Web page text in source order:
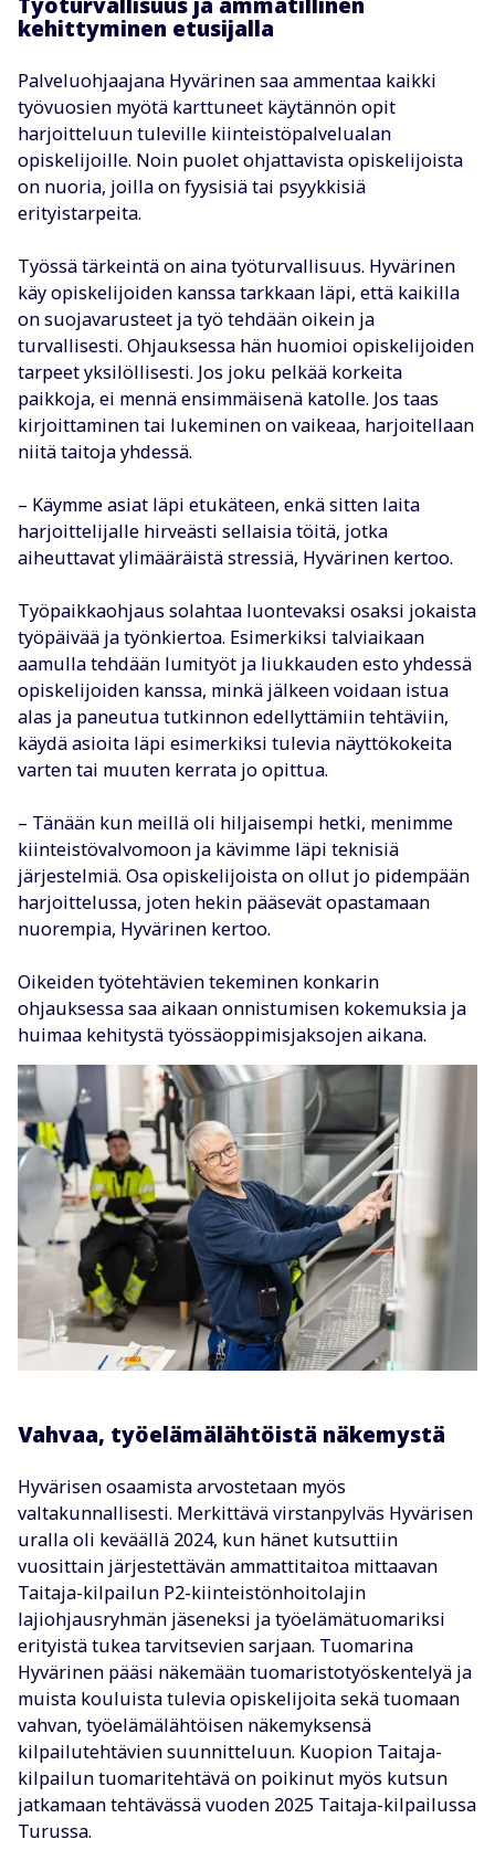
kehittyminen etusijalla
Palveluohjaajana Hyvärinen saa ammentaa kaikki
työvuosien myötä karttuneet käytännön opit
harjoitteluun tuleville kiinteistöpalvelualan
opiskelijoille. Noin puolet ohjattavista opiskelijoista
on nuoria, joilla on fyysisiä tai psyykkisiä
erityistarpeita.
Työssä tärkeintä on aina työturvallisuus. Hyvärinen
käy opiskelijoiden kanssa tarkkaan läpi, että kaikilla
on suojavarusteet ja työ tehdään oikein ja
turvallisesti. Ohjauksessa hän huomioi opiskelijoiden
tarpeet yksilöllisesti. Jos joku pelkää korkeita
paikkoja, ei mennä ensimmäisenä katolle. Jos taas
kirjoittaminen tai lukeminen on vaikeaa, harjoitellaan
niitä taitoja yhdessä.
– Käymme asiat läpi etukäteen, enkä sitten laita
harjoittelijalle hirveästi sellaisia töitä, jotka
aiheuttavat ylimääräistä stressiä, Hyvärinen kertoo.
Työpaikkaohjaus solahtaa luontevaksi osaksi jokaista
työpäivää ja työnkiertoa. Esimerkiksi talviaikaan
aamulla tehdään lumityöt ja liukkauden esto yhdessä
opiskelijoiden kanssa, minkä jälkeen voidaan istua
alas ja paneutua tutkinnon edellyttämiin tehtäviin,
käydä asioita läpi esimerkiksi tulevia näyttökokeita
varten tai muuten kerrata jo opittua.
– Tänään kun meillä oli hiljaisempi hetki, menimme
kiinteistövalvomoon ja kävimme läpi teknisiä
järjestelmiä. Osa opiskelijoista on ollut jo pidempään
harjoittelussa, joten hekin pääsevät opastamaan
nuorempia, Hyvärinen kertoo.
Oikeiden työtehtävien tekeminen konkarin
ohjauksessa saa aikaan onnistumisen kokemuksia ja
huimaa kehitystä työssäoppimisjaksojen aikana.
Vahvaa, työelämälähtöistä näkemystä
Hyvärisen osaamista arvostetaan myös
valtakunnallisesti. Merkittävä virstanpylväs Hyvärisen
uralla oli keväällä 2024, kun hänet kutsuttiin
vuosittain järjestettävän ammattitaitoa mittaavan
Taitaja-kilpailun P2-kiinteistönhoitolajin
lajiohjausryhmän jäseneksi ja työelämätuomariksi
erityistä tukea tarvitsevien sarjaan. Tuomarina
Hyvärinen pääsi näkemään tuomaristotyöskentelyä ja
muista kouluista tulevia opiskelijoita sekä tuomaan
vahvan, työelämälähtöisen näkemyksensä
kilpailutehtävien suunnitteluun. Kuopion Taitaja-
kilpailun tuomaritehtävä on poikinut myös kutsun
jatkamaan tehtävässä vuoden 2025 Taitaja-kilpailussa
Turussa.